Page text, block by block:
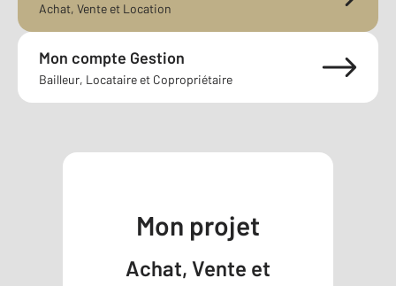
Achat, Vente et Location
Mon compte Gestion
Bailleur, Locataire et Copropriétaire
Mon projet
Achat, Vente et